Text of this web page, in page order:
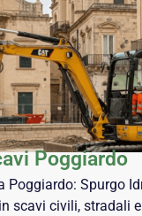
Poggiardo
Poggiardo: Spurgo
scavi civili, stradali